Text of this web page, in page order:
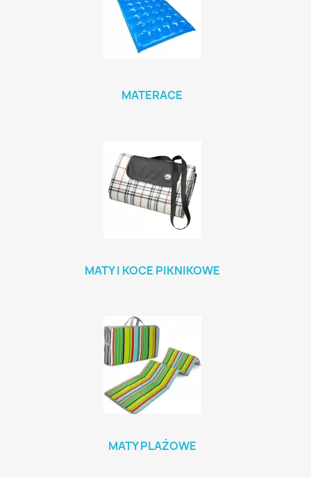
MATERACE
MATY I KOCE PIKNIKOWE
MATY PLAŻOWE